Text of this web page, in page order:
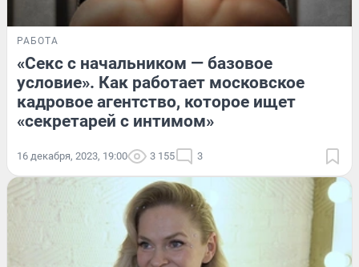
РАБОТА
«Секс с начальником — базовое
условие». Как работает московское
кадровое агентство, которое ищет
«секретарей с интимом»
16 декабря, 2023, 19:00 3 155 3